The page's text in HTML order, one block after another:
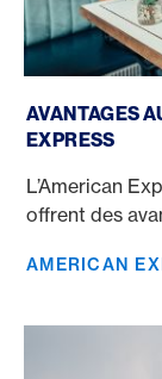
AVANTAGES
EXPRESS
L’American
offrent des
AMERICAN